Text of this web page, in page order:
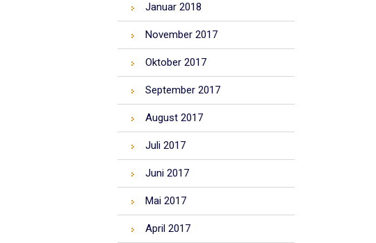
Januar 2018
November 2017
Oktober 2017
September 2017
August 2017
Juli 2017
Juni 2017
Mai 2017
April 2017